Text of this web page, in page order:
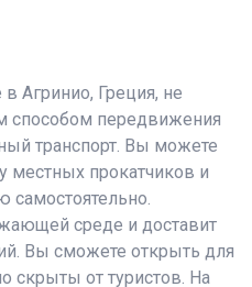
Агринио, Греция, не
способом передвижения
транспорт. Вы можете
местных прокатчиков и
самостоятельно.
среде и доставит
Вы сможете открыть для
скрыты от туристов. На